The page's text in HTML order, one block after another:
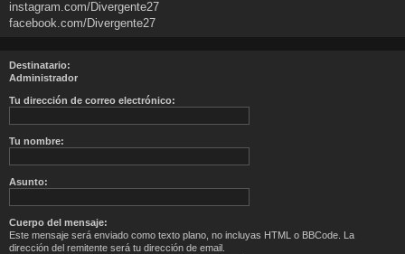
instagram.com/Divergente27
facebook.com/Divergente27
Destinatario:
Administrador
Tu dirección de correo electrónico:
Tu nombre:
Asunto:
Cuerpo del mensaje:
Este mensaje será enviado como texto plano, no incluyas HTML o BBCode. La
dirección del remitente será tu dirección de email.